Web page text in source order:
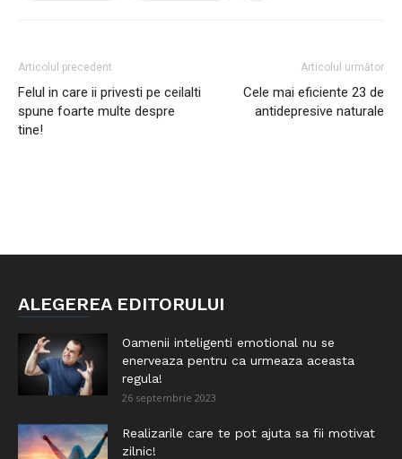
Articolul precedent
Felul in care ii privesti pe ceilalti
spune foarte multe despre
tine!
Articolul următor
Cele mai eficiente 23 de
antidepresive naturale
ALEGEREA EDITORULUI
Oamenii inteligenti emotional nu se
enerveaza pentru ca urmeaza aceasta
regula!
26 septembrie 2023
Realizarile care te pot ajuta sa fii motivat
zilnic!